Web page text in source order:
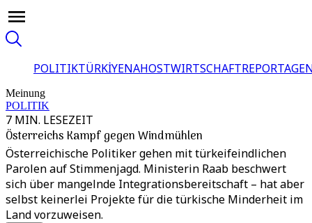
POLITIKTÜRKİYENAHOSTWIRTSCHAFT
Meinung
POLITIK
7 MIN. LESEZEIT
Österreichs Kampf gegen Windmühlen
Österreichische Politiker gehen mit türkeifeindlichen
Parolen auf Stimmenjagd. Ministerin Raab beschwert
sich über mangelnde Integrationsbereitschaft – hat aber
selbst keinerlei Projekte für die türkische Minderheit im
Land vorzuweisen.